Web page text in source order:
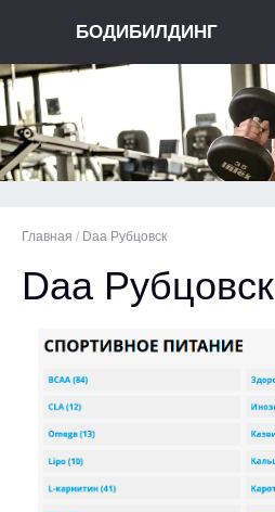
БОДИБИЛДИНГ
Главная / Daa Рубцовск
Daa Рубцовск